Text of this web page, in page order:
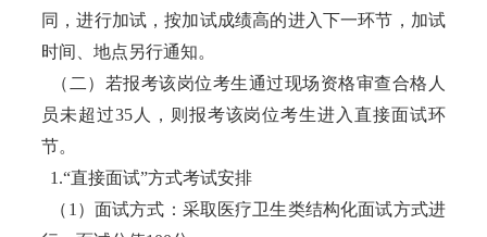
同，进行加试，按加试成绩高的进入下一环节，加试
时间、地点另行通知。
（二）若报考该岗位考生通过现场资格审查合格人
员未超过35人，则报考该岗位考生进入直接面试环
节。
1.“直接面试”方式考试安排
（1）面试方式：采取医疗卫生类结构化面试方式进